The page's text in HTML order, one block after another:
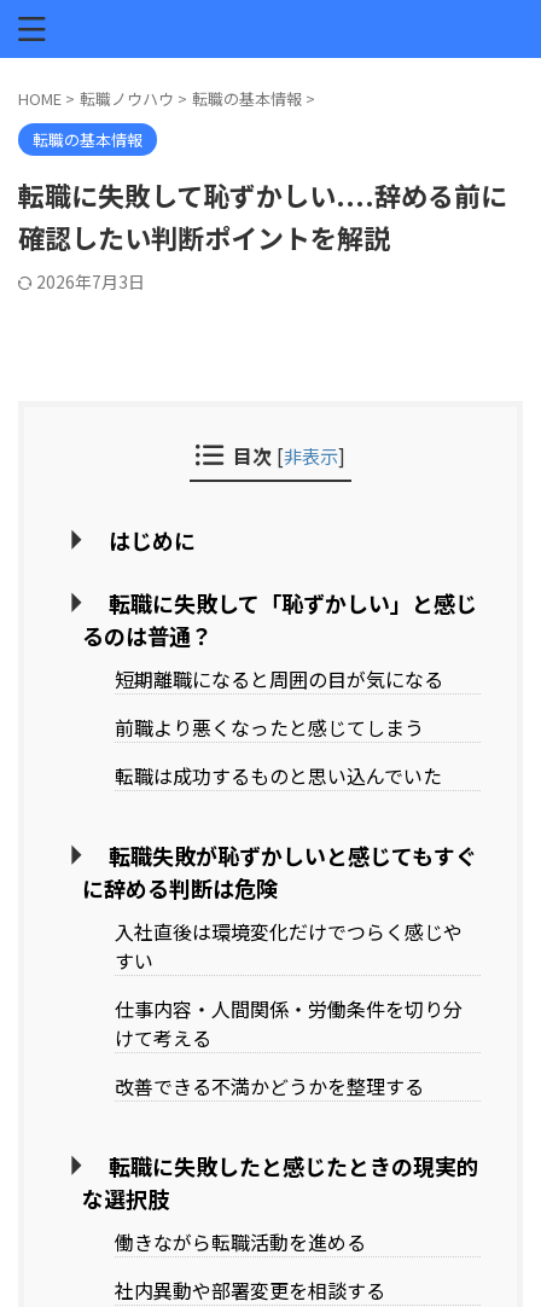
HOME > 転職ノウハウ > 転職の基本情報 >
転職の基本情報
転職に失敗して恥ずかしい....辞める前に
確認したい判断ポイントを解説
2026年7月3日
目次 [非表示]
はじめに
転職に失敗して「恥ずかしい」と感じ
るのは普通？
短期離職になると周囲の目が気になる
前職より悪くなったと感じてしまう
転職は成功するものと思い込んでいた
転職失敗が恥ずかしいと感じてもすぐ
に辞める判断は危険
入社直後は環境変化だけでつらく感じや
すい
仕事内容・人間関係・労働条件を切り分
けて考える
改善できる不満かどうかを整理する
転職に失敗したと感じたときの現実的
な選択肢
働きながら転職活動を進める
社内異動や部署変更を相談する